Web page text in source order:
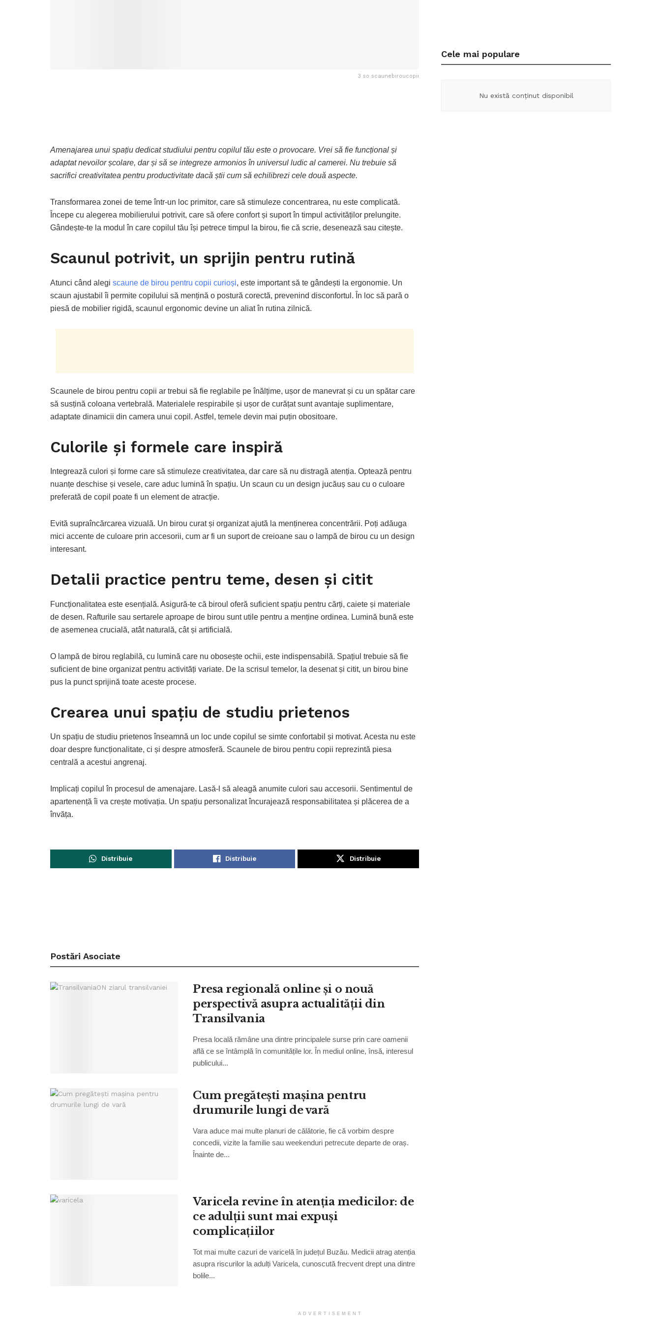
3 so scaunebiroucopii
Amenajarea unui spațiu dedicat studiului pentru copilul tău este o provocare. Vrei să fie funcțional și
adaptat nevoilor școlare, dar și să se integreze armonios în universul ludic al camerei. Nu trebuie să
sacrifici creativitatea pentru productivitate dacă știi cum să echilibrezi cele două aspecte.
Transformarea zonei de teme într-un loc primitor, care să stimuleze concentrarea, nu este complicată.
Începe cu alegerea mobilierului potrivit, care să ofere confort și suport în timpul activităților prelungite.
Gândește-te la modul în care copilul tău își petrece timpul la birou, fie că scrie, desenează sau citește.
Scaunul potrivit, un sprijin pentru rutină
Atunci când alegi scaune de birou pentru copii curioși, este important să te gândești la ergonomie. Un
scaun ajustabil îi permite copilului să mențină o postură corectă, prevenind disconfortul. În loc să pară o
piesă de mobilier rigidă, scaunul ergonomic devine un aliat în rutina zilnică.
Scaunele de birou pentru copii ar trebui să fie reglabile pe înălțime, ușor de manevrat și cu un spătar care
să susțină coloana vertebrală. Materialele respirabile și ușor de curățat sunt avantaje suplimentare,
adaptate dinamicii din camera unui copil. Astfel, temele devin mai puțin obositoare.
Culorile și formele care inspiră
Integrează culori și forme care să stimuleze creativitatea, dar care să nu distragă atenția. Optează pentru
nuanțe deschise și vesele, care aduc lumină în spațiu. Un scaun cu un design jucăuș sau cu o culoare
preferată de copil poate fi un element de atracție.
Evită supraîncărcarea vizuală. Un birou curat și organizat ajută la menținerea concentrării. Poți adăuga
mici accente de culoare prin accesorii, cum ar fi un suport de creioane sau o lampă de birou cu un design
interesant.
Detalii practice pentru teme, desen și citit
Funcționalitatea este esențială. Asigură-te că biroul oferă suficient spațiu pentru cărți, caiete și materiale
de desen. Rafturile sau sertarele aproape de birou sunt utile pentru a menține ordinea. Lumină bună este
de asemenea crucială, atât naturală, cât și artificială.
O lampă de birou reglabilă, cu lumină care nu obosește ochii, este indispensabilă. Spațiul trebuie să fie
suficient de bine organizat pentru activități variate. De la scrisul temelor, la desenat și citit, un birou bine
pus la punct sprijină toate aceste procese.
Crearea unui spațiu de studiu prietenos
Un spațiu de studiu prietenos înseamnă un loc unde copilul se simte confortabil și motivat. Acesta nu este
doar despre funcționalitate, ci și despre atmosferă. Scaunele de birou pentru copii reprezintă piesa
centrală a acestui angrenaj.
Implicați copilul în procesul de amenajare. Lasă-l să aleagă anumite culori sau accesorii. Sentimentul de
apartenență îi va crește motivația. Un spațiu personalizat încurajează responsabilitatea și plăcerea de a
învăța.
Distribuie Distribuie Distribuie
Postări Asociate
Presa regională online și o nouă
perspectivă asupra actualității din
Transilvania
Presa locală rămâne una dintre principalele surse prin care oamenii
află ce se întâmplă în comunitățile lor. În mediul online, însă, interesul
publicului...
Cum pregătești mașina pentru
drumurile lungi de vară
Vara aduce mai multe planuri de călătorie, fie că vorbim despre
concedii, vizite la familie sau weekenduri petrecute departe de oraș.
Înainte de...
Varicela revine în atenția medicilor: de
ce adulții sunt mai expuși
complicațiilor
Tot mai multe cazuri de varicelă în județul Buzău. Medicii atrag atenția
asupra riscurilor la adulți Varicela, cunoscută frecvent drept una dintre
bolile...
Cele mai populare
Nu există conținut disponibil
ADVERTISEMENT